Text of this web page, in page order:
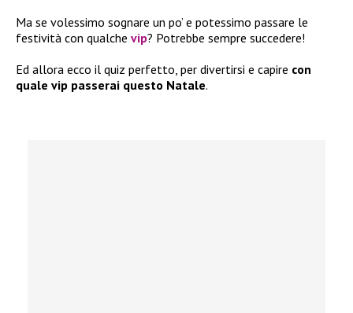
Ma se volessimo sognare un po’ e potessimo passare le
festività con qualche vip? Potrebbe sempre succedere!
Ed allora ecco il quiz perfetto, per divertirsi e capire con
quale vip passerai questo Natale.